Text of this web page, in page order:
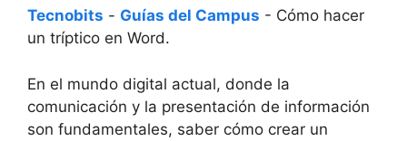
Tecnobits - Guías del Campus - Cómo hacer
un tríptico en Word.
En el mundo digital actual, donde la
comunicación y la presentación de información
son fundamentales, saber cómo crear un